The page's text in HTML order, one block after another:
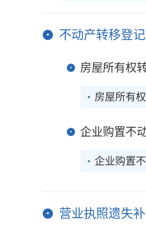
不动产转移登
房屋所有权
房屋所有
企业购置不
企业购置
营业执照遗失